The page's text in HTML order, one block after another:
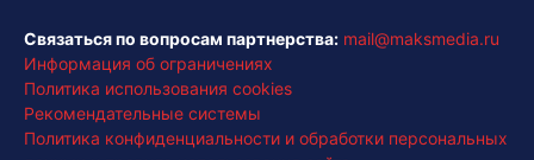
Связаться по вопросам партнерства: mail@maksmedia.ru
Информация об ограничениях
Политика использования cookies
Рекомендательные системы
Политика конфиденциальности и обработки персональных